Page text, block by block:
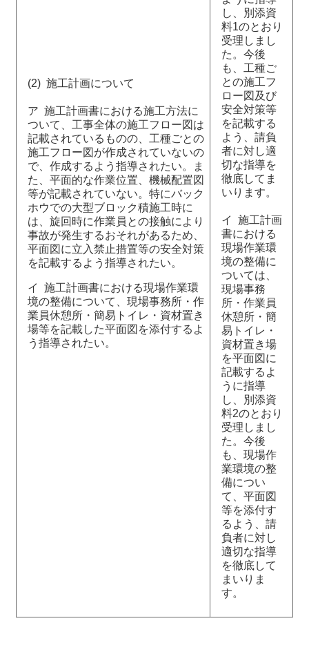
(2) 施工計画について
ア 施工計画書における施工方法に
ついて、工事全体の施工フロー図は
記載されているものの、工種ごとの
施工フロー図が作成されていないの
で、作成するよう指導されたい。ま
た、平面的な作業位置、機械配置図
等が記載されていない。特にバック
ホウでの大型ブロック積施工時に
は、旋回時に作業員との接触により
事故が発生するおそれがあるため、
平面図に立入禁止措置等の安全対策
を記載するよう指導されたい。
イ 施工計画書における現場作業環
境の整備について、現場事務所・作
業員休憩所・簡易トイレ・資材置き
場等を記載した平面図を添付するよ
う指導されたい。
し、別添資
料1のとおり
受理しまし
た。今後
も、工種ご
との施工フ
ロー図及び
安全対策等
を記載する
よう、請負
者に対し適
切な指導を
徹底してま
いります。
イ 施工計画
書における
現場作業環
境の整備に
ついては、
現場事務
所・作業員
休憩所・簡
易トイレ・
資材置き場
を平面図に
記載するよ
うに指導
し、別添資
料2のとおり
受理しまし
た。今後
も、現場作
業環境の整
備につい
て、平面図
等を添付す
るよう、請
負者に対し
適切な指導
を徹底して
まいりま
す。